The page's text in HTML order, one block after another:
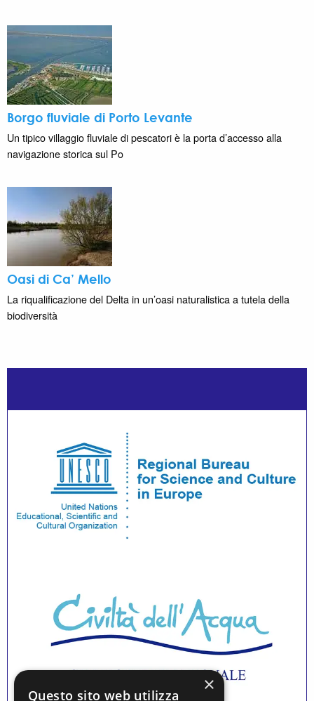
Borgo fluviale di Porto Levante
Un tipico villaggio fluviale di pescatori è la porta d’accesso alla
navigazione storica sul Po
Oasi di Ca’ Mello
La riqualificazione del Delta in un’oasi naturalistica a tutela della
biodiversità
×
Questo sito web utilizza